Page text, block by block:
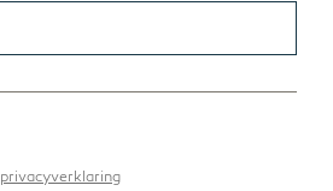
privacyverklaring